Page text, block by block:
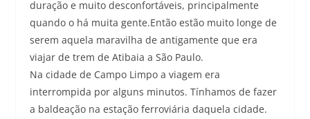
duração e muito desconfortáveis, principalmente
quando o há muita gente.Então estão muito longe de
serem aquela maravilha de antigamente que era
viajar de trem de Atibaia a São Paulo.
Na cidade de Campo Limpo a viagem era
interrompida por alguns minutos. Tínhamos de fazer
a baldeação na estação ferroviária daquela cidade.